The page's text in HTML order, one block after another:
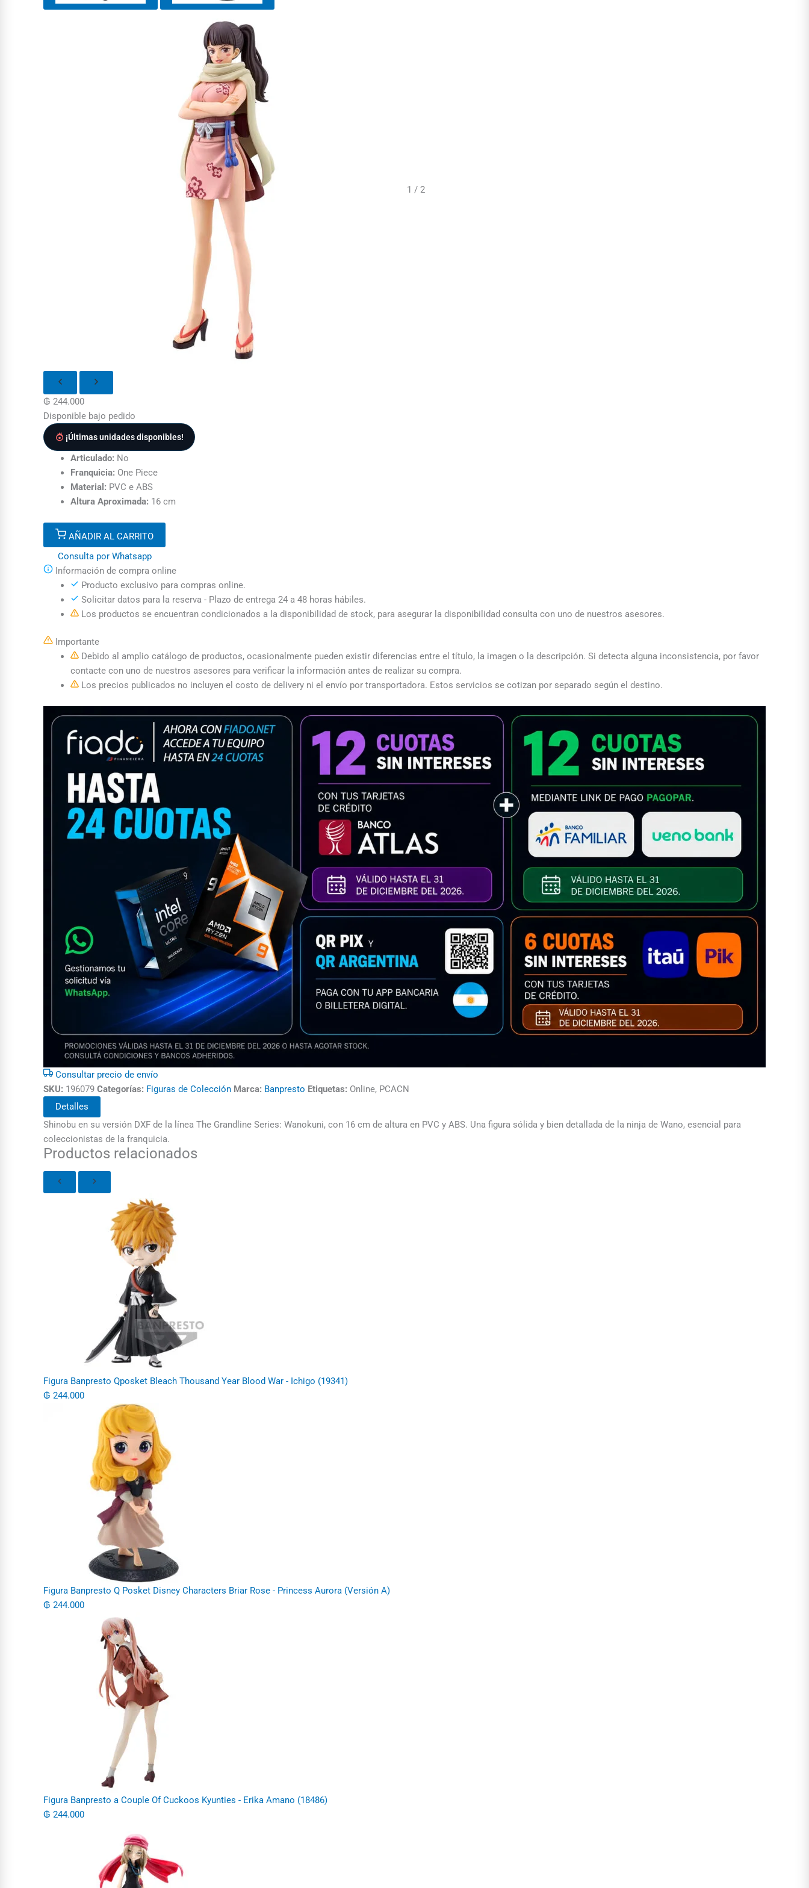
1 / 2
₲ 244.000
Disponible bajo pedido
¡Últimas unidades disponibles!
Articulado: No
Franquicia: One Piece
Material: PVC e ABS
Altura Aproximada: 16 cm
AÑADIR AL CARRITO
Consulta por Whatsapp
Información de compra online
Producto exclusivo para compras online.
Solicitar datos para la reserva - Plazo de entrega 24 a 48 horas hábiles.
Los productos se encuentran condicionados a la disponibilidad de stock, para asegurar la disponibilidad consulta con uno de nuestros asesores.
Importante
Debido al amplio catálogo de productos, ocasionalmente pueden existir diferencias entre el título, la imagen o la descripción. Si detecta alguna inconsistencia, por favor
contacte con uno de nuestros asesores para verificar la información antes de realizar su compra.
Los precios publicados no incluyen el costo de delivery ni el envío por transportadora. Estos servicios se cotizan por separado según el destino.
Consultar precio de envío
SKU: 196079 Categorías: Figuras de Colección Marca: Banpresto Etiquetas: Online, PCACN
Detalles
Shinobu en su versión DXF de la línea The Grandline Series: Wanokuni, con 16 cm de altura en PVC y ABS. Una figura sólida y bien detallada de la ninja de Wano, esencial para
coleccionistas de la franquicia.
Productos relacionados
Figura Banpresto Qposket Bleach Thousand Year Blood War - Ichigo (19341)
₲ 244.000
Figura Banpresto Q Posket Disney Characters Briar Rose - Princess Aurora (Versión A)
₲ 244.000
Figura Banpresto a Couple Of Cuckoos Kyunties - Erika Amano (18486)
₲ 244.000